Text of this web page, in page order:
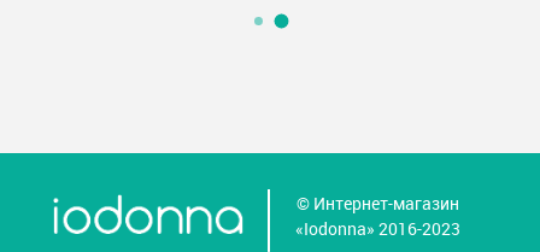
© Интернет-магазин
«Iodonna» 2016-2023